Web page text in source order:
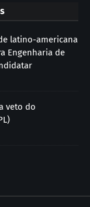
latino-americana
Engenharia de
veto do